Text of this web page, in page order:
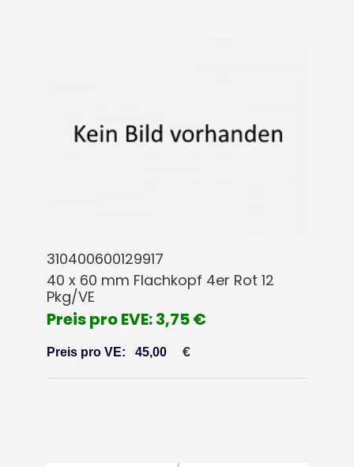
310400600129917
40 x 60 mm Flachkopf 4er Rot 12
Pkg/VE
Preis pro EVE: 3,75 €
Preis pro VE: 45,00 €